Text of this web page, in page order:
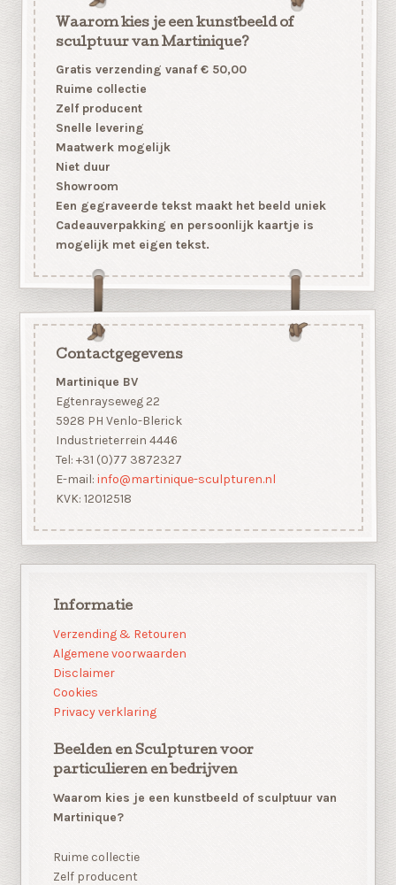
Waarom kies je een kunstbeeld of
sculptuur van Martinique?
Gratis verzending vanaf € 50,00
Ruime collectie
Zelf producent
Snelle levering
Maatwerk mogelijk
Niet duur
Showroom
Een gegraveerde tekst maakt het beeld uniek
Cadeauverpakking en persoonlijk kaartje is
mogelijk met eigen tekst.
Contactgegevens
Martinique BV
Egtenrayseweg 22
5928 PH Venlo-Blerick
Industrieterrein 4446
Tel: +31 (0)77 3872327
E-mail: info@martinique-sculpturen.nl
KVK: 12012518
Informatie
Verzending & Retouren
Algemene voorwaarden
Disclaimer
Cookies
Privacy verklaring
Beelden en Sculpturen voor
particulieren en bedrijven
Waarom kies je een kunstbeeld of sculptuur van
Martinique?
Ruime collectie
Zelf producent